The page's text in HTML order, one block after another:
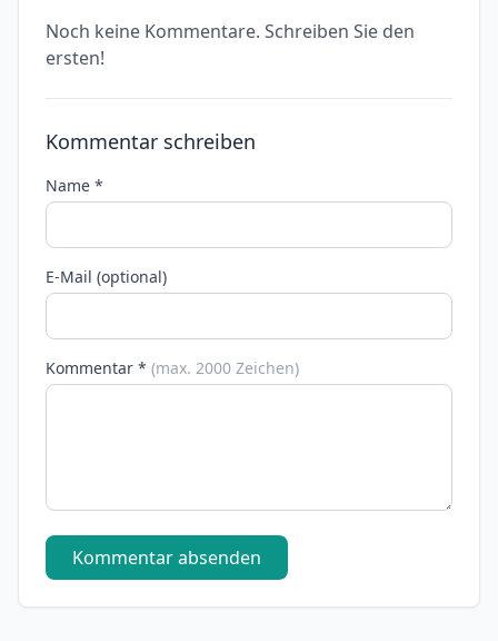
Noch keine Kommentare. Schreiben Sie den
ersten!
Kommentar schreiben
Name *
E-Mail (optional)
Kommentar * (max. 2000 Zeichen)
Kommentar absenden